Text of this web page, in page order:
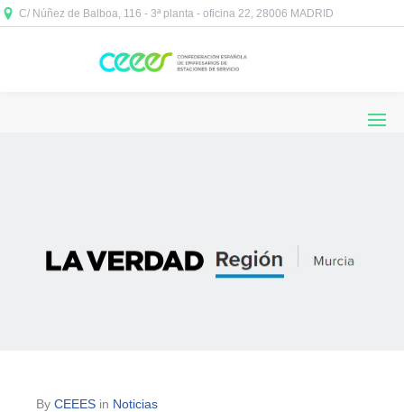
C/ Núñez de Balboa, 116 - 3ª planta - oficina 22, 28006 MADRID
By CEEES in Noticias